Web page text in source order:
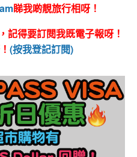
睇我啲靚旅行相呀！
記得要訂閱我既電子報呀！
(按我登記訂閱)